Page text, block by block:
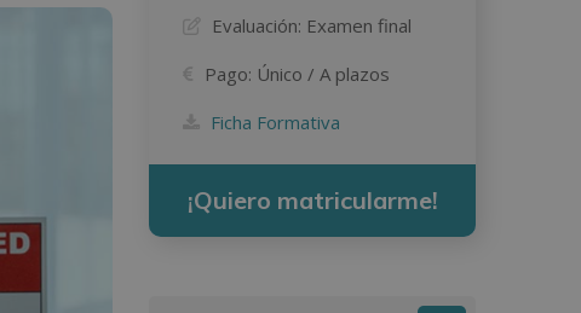
Evaluación: Examen final
Pago: Único / A plazos
Ficha Formativa
¡Quiero matricularme!